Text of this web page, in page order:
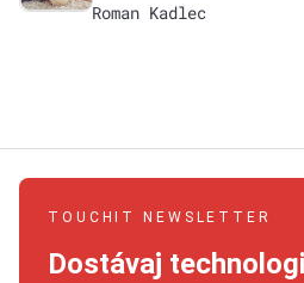
Roman Kadlec
TOUCHIT NEWSLETTER
Dostávaj